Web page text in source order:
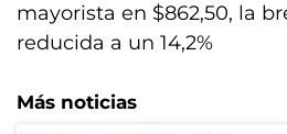
mayorista en $862,50, la
reducida a un 14,2%
Más noticias